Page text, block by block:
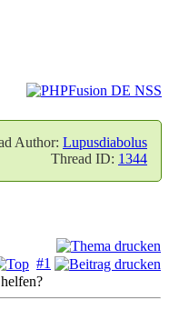
Author: Lupusdiabolus
Thread ID: 1344
#1